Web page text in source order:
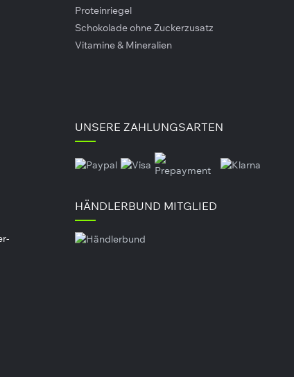
Proteinriegel
Schokolade ohne Zuckerzusatz
Vitamine & Mineralien
UNSERE ZAHLUNGSARTEN
HÄNDLERBUND MITGLIED